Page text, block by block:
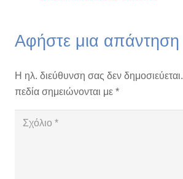
Αφήστε μια απάντηση
Η ηλ. διεύθυνση σας δεν δημοσιεύεται.
πεδία σημειώνονται με *